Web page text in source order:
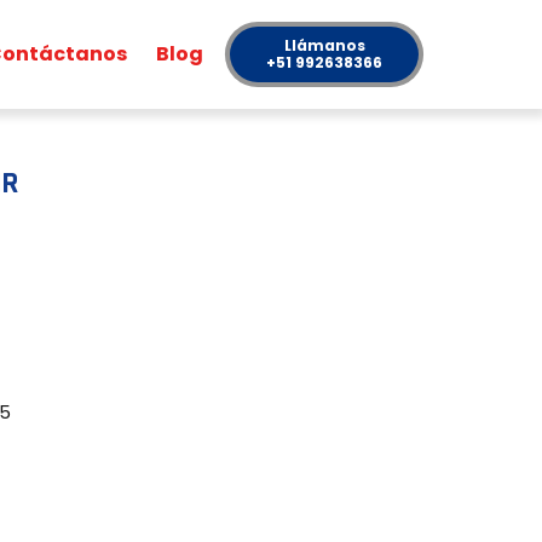
Blog
Llámanos
+51 992638366